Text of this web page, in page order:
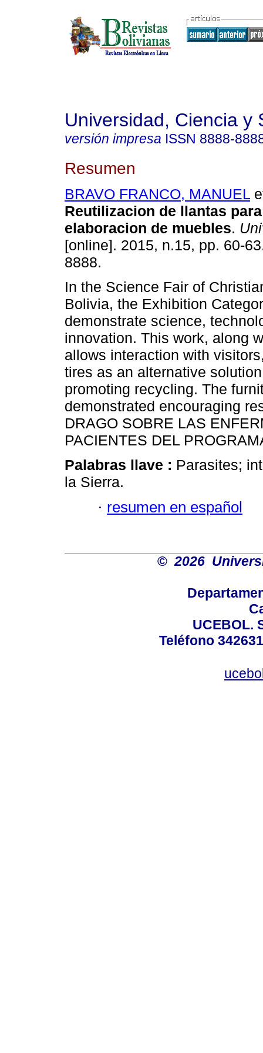
Universidad, Ciencia y
versión impresa ISSN 8888-
Resumen
BRAVO FRANCO, MANUEL
Reutilizacion de llantas
elaboracion de muebles.
[online]. 2015, n.15, pp. 60-
8888.
In the Science Fair of
Bolivia, the Exhibition
demonstrate science,
innovation. This work, along
allows interaction with
tires as an alternative
promoting recycling. The
demonstrated encouraging
DRAGO SOBRE LAS
PACIENTES DEL
Palabras llave : Parasites;
la Sierra.
· resumen en español
© 2026
UCEBOL.
Teléfono